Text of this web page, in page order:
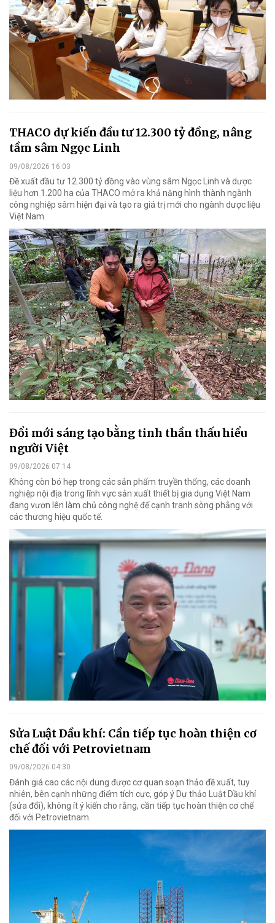
THACO dự kiến đầu tư 12.300 tỷ đồng, nâng
tầm sâm Ngọc Linh
09/08/2026 16:03
Đề xuất đầu tư 12.300 tỷ đồng vào vùng sâm Ngọc Linh và dược
liệu hơn 1.200 ha của THACO mở ra khả năng hình thành ngành
công nghiệp sâm hiện đại và tạo ra giá trị mới cho ngành dược liệu
Việt Nam.
Đổi mới sáng tạo bằng tinh thần thấu hiểu
người Việt
09/08/2026 07:14
Không còn bó hẹp trong các sản phẩm truyền thống, các doanh
nghiệp nội địa trong lĩnh vực sản xuất thiết bị gia dụng Việt Nam
đang vươn lên làm chủ công nghệ để cạnh tranh sòng phẳng với
các thương hiệu quốc tế.
Sửa Luật Dầu khí: Cần tiếp tục hoàn thiện cơ
chế đối với Petrovietnam
09/08/2026 04:30
Đánh giá cao các nội dung được cơ quan soạn thảo đề xuất, tuy
nhiên, bên cạnh những điểm tích cực, góp ý Dự thảo Luật Dầu khí
(sửa đổi), không ít ý kiến cho rằng, cần tiếp tục hoàn thiện cơ chế
đối với Petrovietnam.